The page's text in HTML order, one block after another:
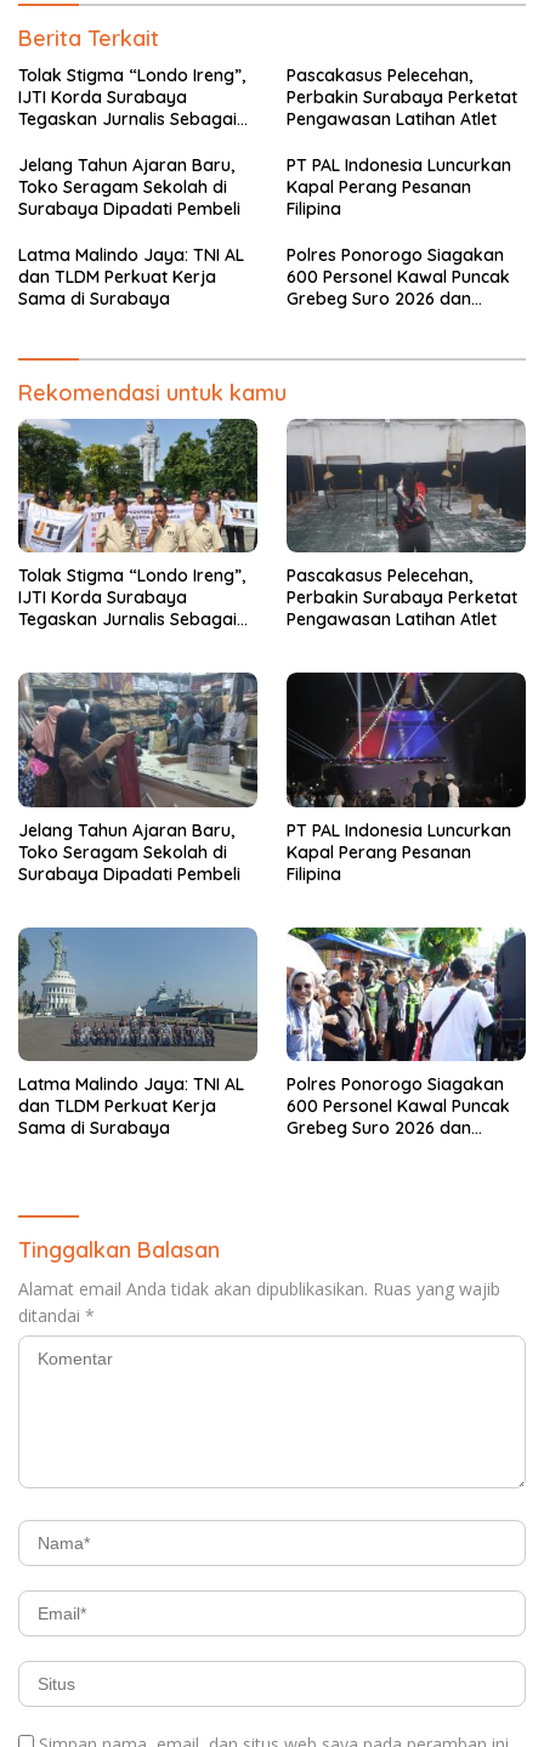
Berita Terkait
Tolak Stigma “Londo Ireng”,
IJTI Korda Surabaya
Tegaskan Jurnalis Sebagai
Pascakasus Pelecehan,
Perbakin Surabaya Perketat
Pengawasan Latihan Atlet
Jelang Tahun Ajaran Baru,
Toko Seragam Sekolah di
Surabaya Dipadati Pembeli
PT PAL Indonesia Luncurkan
Kapal Perang Pesanan
Filipina
Latma Malindo Jaya: TNI AL
dan TLDM Perkuat Kerja
Sama di Surabaya
Polres Ponorogo Siagakan
600 Personel Kawal Puncak
Grebeg Suro 2026 dan
Rekomendasi untuk kamu
Tolak Stigma “Londo Ireng”,
IJTI Korda Surabaya
Tegaskan Jurnalis Sebagai
Pascakasus Pelecehan,
Perbakin Surabaya Perketat
Pengawasan Latihan Atlet
Jelang Tahun Ajaran Baru,
Toko Seragam Sekolah di
Surabaya Dipadati Pembeli
PT PAL Indonesia Luncurkan
Kapal Perang Pesanan
Filipina
Latma Malindo Jaya: TNI AL
dan TLDM Perkuat Kerja
Sama di Surabaya
Polres Ponorogo Siagakan
600 Personel Kawal Puncak
Grebeg Suro 2026 dan
Tinggalkan Balasan
Alamat email Anda tidak akan dipublikasikan. Ruas yang wajib
ditandai *